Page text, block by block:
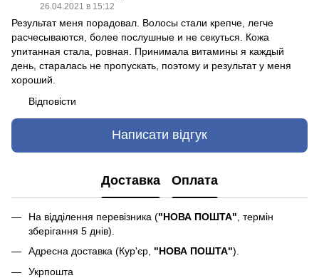
26.04.2021 в 15:12
Результат меня порадовал. Волосы стали крепче, легче
расчесываются, более послушные и не секуться. Кожа
упитанная стала, ровная. Принимала витамины я каждый
день, старалась не пропускать, поэтому и результат у меня
хороший.
Відповісти
Написати відгук
Доставка Оплата
На відділення перевізника ("НОВА ПОШТА" , термін
зберігання 5 днів).
Адресна доставка (Кур'єр, "НОВА ПОШТА").
Укрпошта